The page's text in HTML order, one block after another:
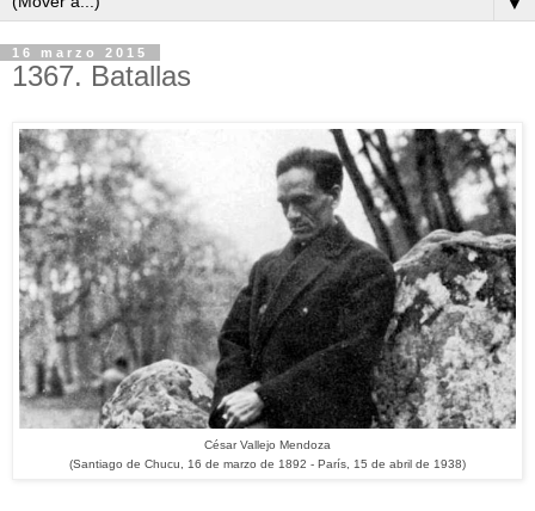
16 marzo 2015
1367. Batallas
César Vallejo Mendoza
(Santiago de Chucu, 16 de marzo de 1892 - París, 15 de abril de 1938)